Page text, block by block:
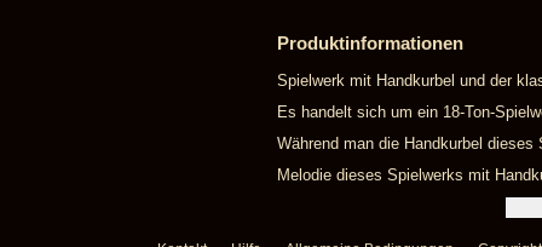
Produktinformationen
Spielwerk mit Handkurbel und der
Es handelt sich um ein 18-Ton-
Während man die Handkurbel
Melodie dieses Spielwerks mit